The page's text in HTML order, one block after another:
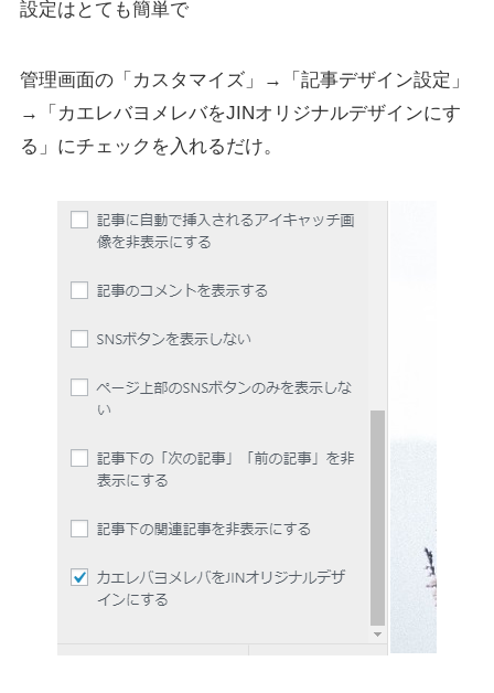
設定はとても簡単で
管理画面の「カスタマイズ」→「記事デザイン設定」
→「カエレバヨメレバをJINオリジナルデザインにす
る」にチェックを入れるだけ。